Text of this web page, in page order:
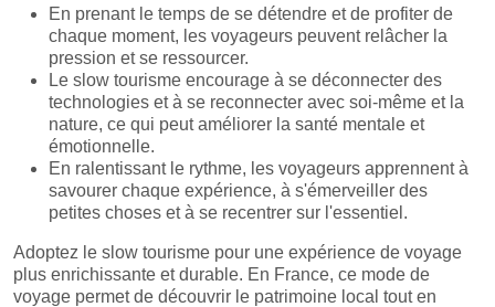
En prenant le temps de se détendre et de profiter de
chaque moment, les voyageurs peuvent relâcher la
pression et se ressourcer.
Le slow tourisme encourage à se déconnecter des
technologies et à se reconnecter avec soi-même et la
nature, ce qui peut améliorer la santé mentale et
émotionnelle.
En ralentissant le rythme, les voyageurs apprennent à
savourer chaque expérience, à s'émerveiller des
petites choses et à se recentrer sur l'essentiel.
Adoptez le slow tourisme pour une expérience de voyage
plus enrichissante et durable. En France, ce mode de
voyage permet de découvrir le patrimoine local tout en